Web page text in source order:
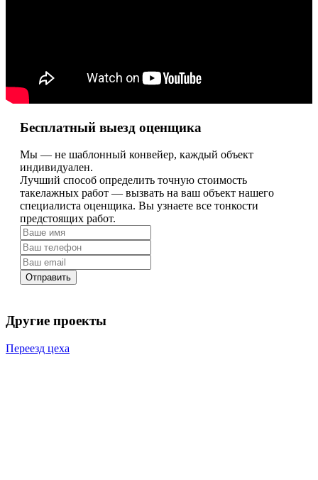
Бесплатный выезд оценщика
Мы — не шаблонный конвейер, каждый объект
индивидуален.
Лучший способ определить точную стоимость
такелажных работ — вызвать на ваш объект нашего
специалиста оценщика. Вы узнаете все тонкости
предстоящих работ.
Отправить
Другие проекты
Переезд цеха